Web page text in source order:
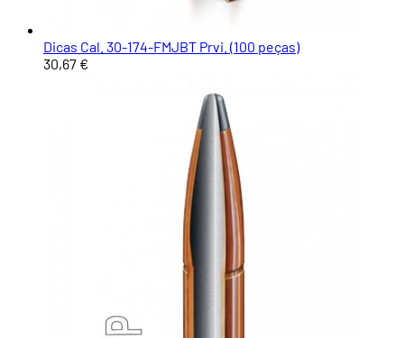
Dicas Cal. 30-174-FMJBT Prvi. (100 peças)
30,67 €